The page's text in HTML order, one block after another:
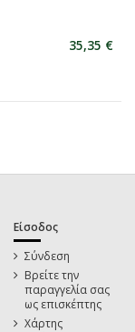
35,35 €
Είσοδος
Σύνδεση
Βρείτε την
παραγγελία σας
ως επισκέπτης
Χάρτης